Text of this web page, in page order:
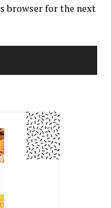
browser for the next